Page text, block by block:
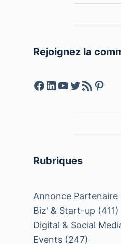
Rejoignez la
Facebook
LinkedIn
YouTube
Twitter
Feed RSS
Rubriques
Annonce Partenaire
Biz' & Start-up (411)
Digital & Social
Events (247)